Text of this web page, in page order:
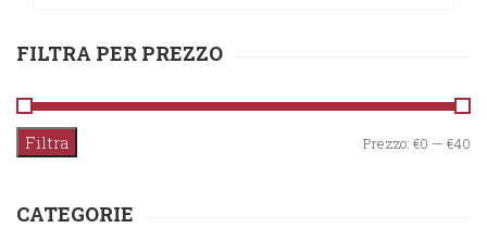
FILTRA PER PREZZO
Filtra Prezzo: €0 — €40
CATEGORIE